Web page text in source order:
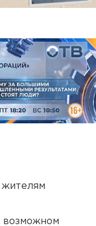
возможном